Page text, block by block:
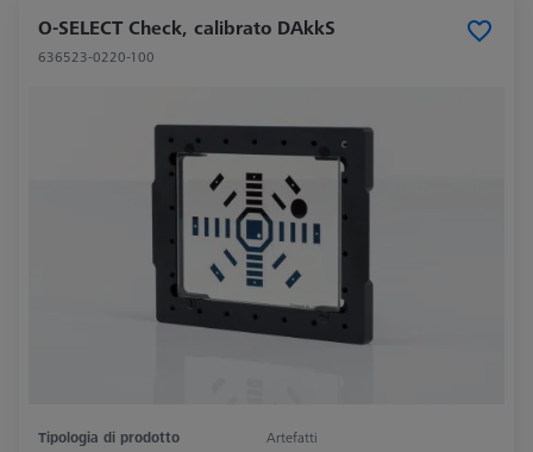
O-SELECT Check, calibrato DAkkS
636523-0220-100
Tipologia di prodotto
Artefatti